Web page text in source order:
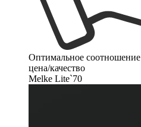
Оптимальное соотношение
цена/качество
Melke Lite`70